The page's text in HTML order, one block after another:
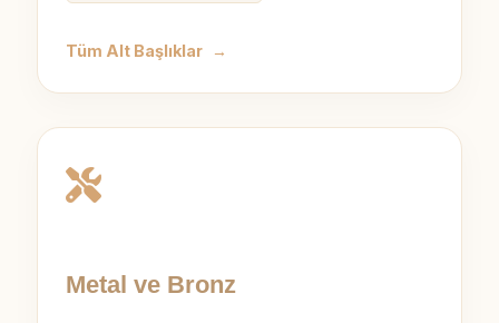
Tüm Alt Başlıklar →
Metal ve Bronz